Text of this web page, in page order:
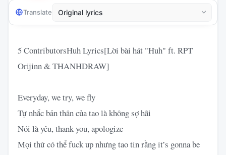
Translate
5 ContributorsHuh Lyrics[Lời bài hát "Huh" ft. RPT
Orijinn & THANHDRAW]
Everyday, we try, we fly
Tự nhắc bản thân của tao là không sợ hãi
Nói là yêu, thank you, apologize
Mọi thứ có thể fuck up nhưng tao tin rằng it’s gonna be